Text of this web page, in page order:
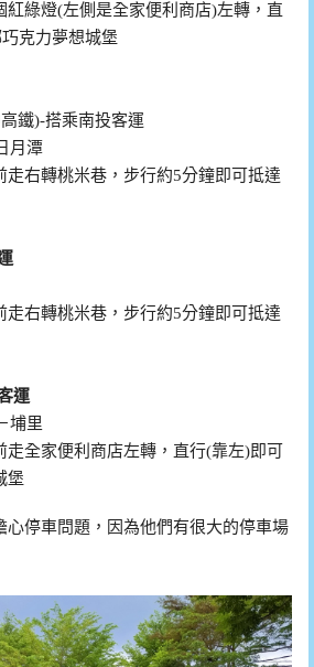
紅綠燈(左側是全家便利商店)左轉，直
克力夢想城堡
鐵)-搭乘南投客運
月潭
走右轉桃米巷，步行約5分鐘即可抵達
走右轉桃米巷，步行約5分鐘即可抵達
運
埔里
走全家便利商店左轉，直行(靠左)即可
堡
心停車問題，因為他們有很大的停車場